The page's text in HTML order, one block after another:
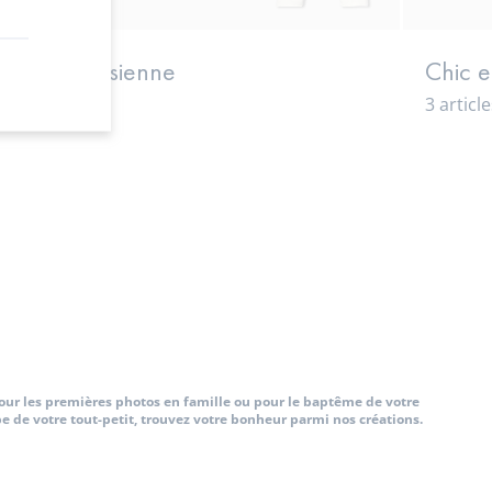
parisienne Chic
3
les premières photos en famille ou pour le baptême de votre
de votre tout-petit, trouvez votre bonheur parmi nos créations.